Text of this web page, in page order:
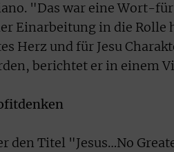
"Das war eine Wort-
Einarbeitung in die Rolle
Herz und für Jesu
berichtet er in einem
den Titel "Jesus…No